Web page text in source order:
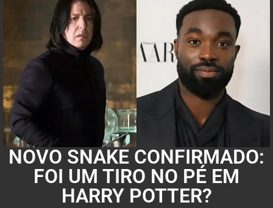
NOVO SNAKE CONFIRMADO:
FOI UM TIRO NO PÉ EM
HARRY POTTER?